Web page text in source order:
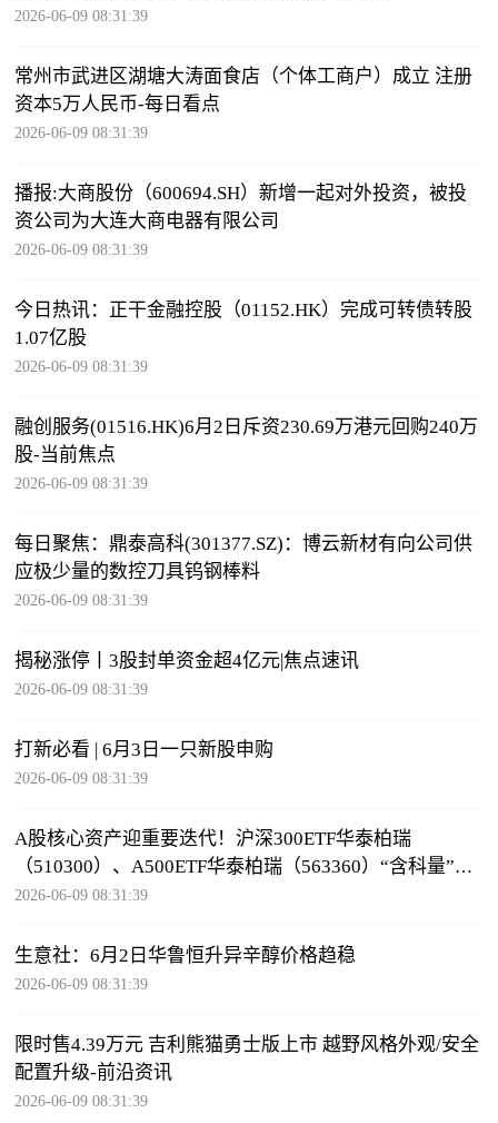
2026-06-09 08:31:39
常州市武进区湖塘大涛面食店（个体工商户）成立 注册
资本5万人民币-每日看点
2026-06-09 08:31:39
播报:大商股份（600694.SH）新增一起对外投资，被投
资公司为大连大商电器有限公司
2026-06-09 08:31:39
今日热讯：正干金融控股（01152.HK）完成可转债转股
1.07亿股
2026-06-09 08:31:39
融创服务(01516.HK)6月2日斥资230.69万港元回购240万
股-当前焦点
2026-06-09 08:31:39
每日聚焦：鼎泰高科(301377.SZ)：博云新材有向公司供
应极少量的数控刀具钨钢棒料
2026-06-09 08:31:39
揭秘涨停丨3股封单资金超4亿元|焦点速讯
2026-06-09 08:31:39
打新必看 | 6月3日一只新股申购
2026-06-09 08:31:39
A股核心资产迎重要迭代！沪深300ETF华泰柏瑞
（510300）、A500ETF华泰柏瑞（563360）“含科量”显
著跃升-每日信息
2026-06-09 08:31:39
生意社：6月2日华鲁恒升异辛醇价格趋稳
2026-06-09 08:31:39
限时售4.39万元 吉利熊猫勇士版上市 越野风格外观/安全
配置升级-前沿资讯
2026-06-09 08:31:39